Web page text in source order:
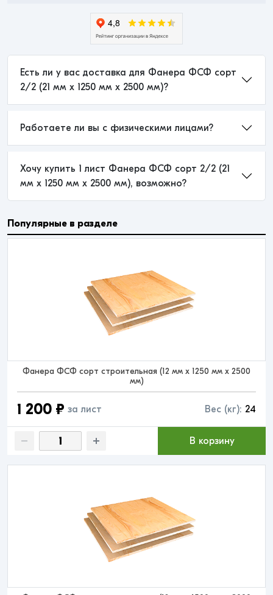
Есть ли у вас доставка для Фанера ФСФ сорт
2/2 (21 мм x 1250 мм x 2500 мм)?
Работаете ли вы с физическими лицами?
Хочу купить 1 лист Фанера ФСФ сорт 2/2 (21
мм x 1250 мм x 2500 мм), возможно?
Популярные в разделе
Фанера ФСФ сорт строительная (12 мм x 1250 мм x 2500
мм)
1 200 ₽ за лист Вес (кг): 24
В корзину